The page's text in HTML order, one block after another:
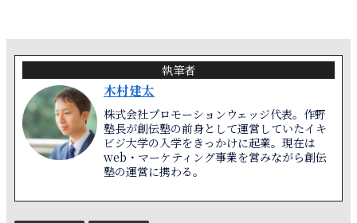
執筆者
木村建太
株式会社プロモーションウェッジ代表。作野
塾長が創伝塾の前身として運営していたイキ
ビジ大学の入学をきっかけに起業。現在は
web・マーケティング事業を営みながら創伝
塾の運営に携わる。